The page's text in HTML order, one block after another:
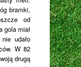
bramki,
od
gola miał
udało
W 82
drugą